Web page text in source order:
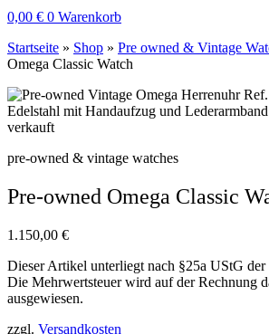
0,00 € 0 Warenkorb
Startseite » Shop » Pre owned & Vintage
Omega Classic Watch
verkauft
pre-owned & vintage watches
Pre-owned Omega Classic
1.150,00 €
Dieser Artikel unterliegt nach §25a UStG der
Die Mehrwertsteuer wird auf der Rechnung
ausgewiesen.
zzgl. Versandkosten